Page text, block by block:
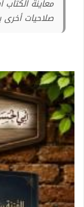
معاينة
صلاحيات